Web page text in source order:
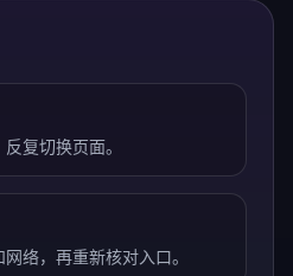
复切换页面。
络，再重新核对入口。